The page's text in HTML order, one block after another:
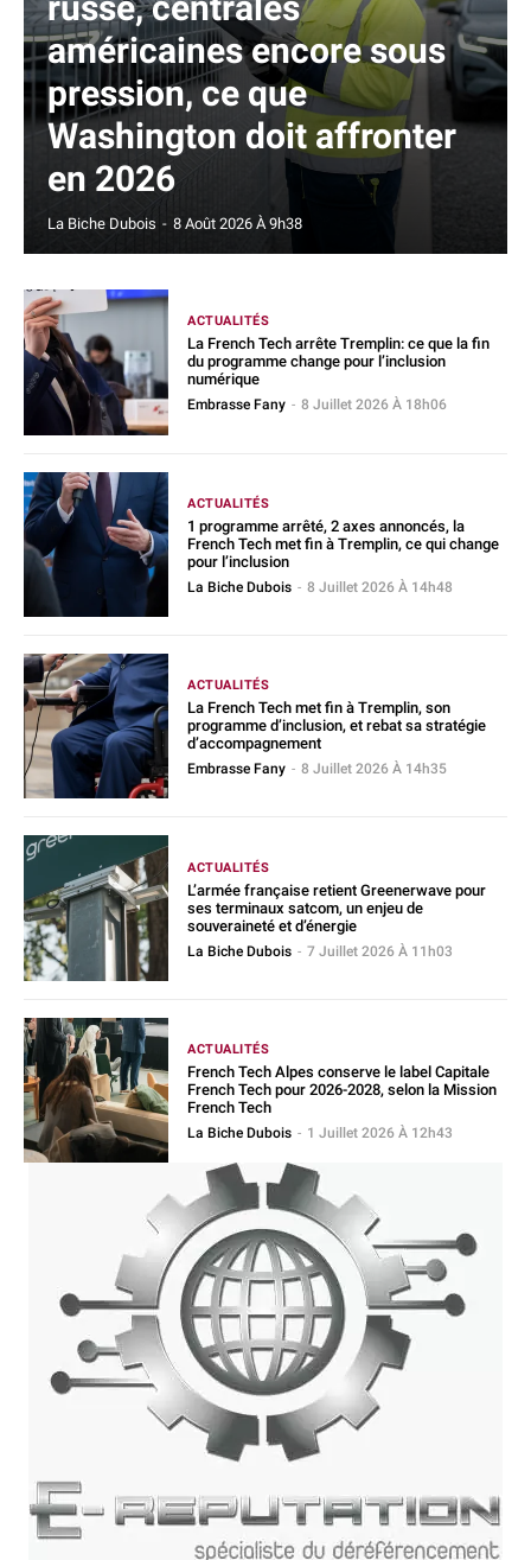
américaines encore sous
pression, ce que
Washington doit affronter
en 2026
La Biche Dubois - 8 Août 2026 À 9h38
ACTUALITÉS
La French Tech arrête Tremplin: ce que la fin
du programme change pour l’inclusion
numérique
Embrasse Fany - 8 Juillet 2026 À 18h06
ACTUALITÉS
1 programme arrêté, 2 axes annoncés, la
French Tech met fin à Tremplin, ce qui change
pour l’inclusion
La Biche Dubois - 8 Juillet 2026 À 14h48
ACTUALITÉS
La French Tech met fin à Tremplin, son
programme d’inclusion, et rebat sa stratégie
d’accompagnement
Embrasse Fany - 8 Juillet 2026 À 14h35
ACTUALITÉS
L’armée française retient Greenerwave pour
ses terminaux satcom, un enjeu de
souveraineté et d’énergie
La Biche Dubois - 7 Juillet 2026 À 11h03
ACTUALITÉS
French Tech Alpes conserve le label Capitale
French Tech pour 2026-2028, selon la Mission
French Tech
La Biche Dubois - 1 Juillet 2026 À 12h43